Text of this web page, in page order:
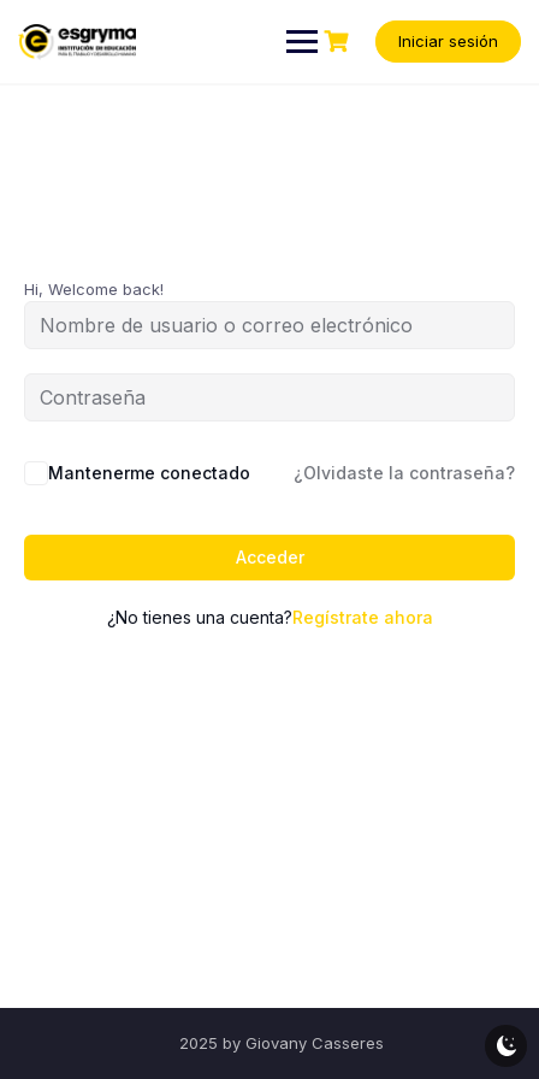
Iniciar sesión
Hi, Welcome back!
Mantenerme conectado ¿Olvidaste la contraseña?
Acceder
¿No tienes una cuenta?Regístrate ahora
2025 by Giovany Casseres